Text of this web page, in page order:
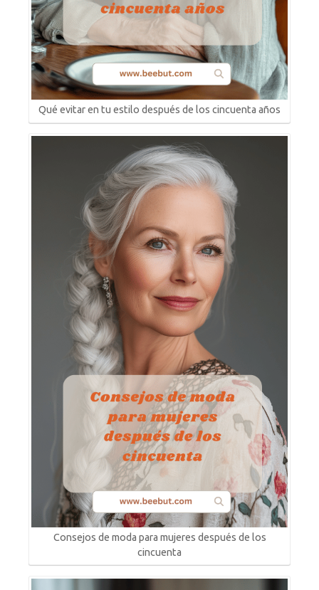
Qué evitar en tu estilo después de los cincuenta años
Consejos de moda para mujeres después de los
cincuenta